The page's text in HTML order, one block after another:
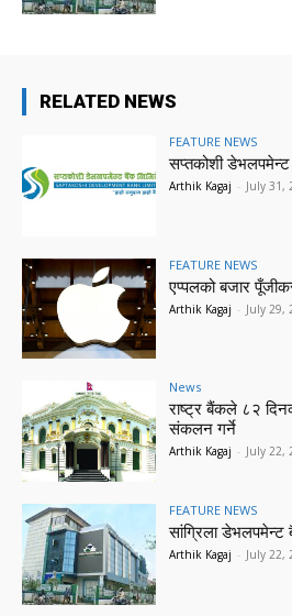
RELATED NEWS
FEATURE NEWS
सप्तकोशी डेभलपमेन्ट
Arthik Kagaj - July 31,
FEATURE NEWS
एप्पलको बजार
Arthik Kagaj - July 29,
News
राष्ट्र बैंकले ८२
संकलन गर्ने
Arthik Kagaj - July 22,
FEATURE NEWS
सांग्रिला
Arthik Kagaj - July 22,